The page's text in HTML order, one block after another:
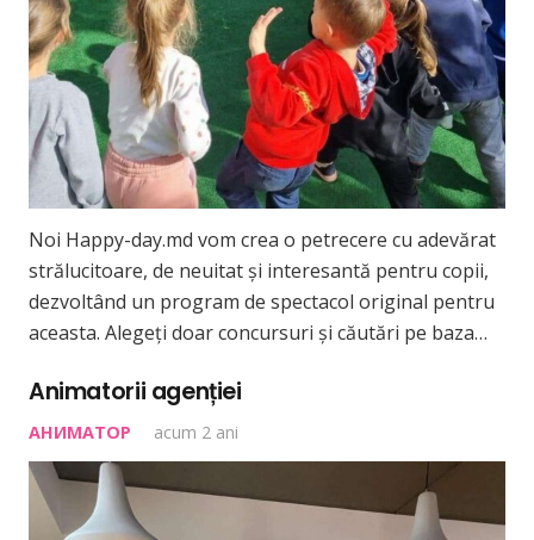
Noi Happy-day.md vom crea o petrecere cu adevărat
strălucitoare, de neuitat și interesantă pentru copii,
dezvoltând un program de spectacol original pentru
aceasta. Alegeți doar concursuri și căutări pe baza…
Animatorii agenției
АНИМАТОР acum 2 ani